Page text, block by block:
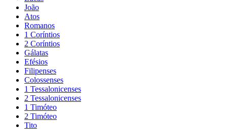
João
Atos
Romanos
1 Coríntios
2 Coríntios
Gálatas
Efésios
Filipenses
Colossenses
1 Tessalonicenses
2 Tessalonicenses
1 Timóteo
2 Timóteo
Tito